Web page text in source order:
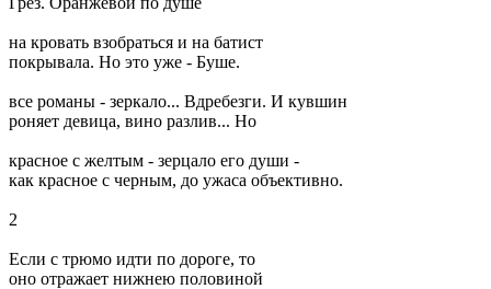
на кровать взобраться и на батист
покрывала. Но это уже - Буше.
все романы - зеркало... Вдребезги. И кувшин
роняет девица, вино разлив... Но
красное с желтым - зерцало его души -
как красное с черным, до ужаса объективно.
2
Если с трюмо идти по дороге, то
оно отражает нижнею половиной